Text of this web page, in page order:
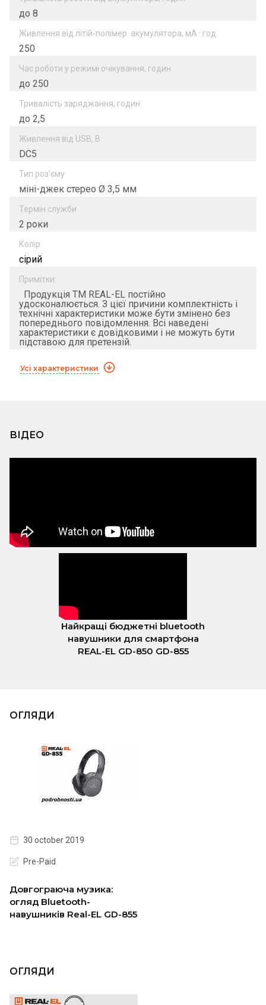
до 8
Живлення від літій-полімер. акумулятора, мА · год.
250
Час роботи у режимі очікування, годин
до 250
Тривалість заряджання, годин
до 2,5
Живлення від USB, B
DC5
Тип роз'єму
міні-джек стерео Ø 3,5 мм
Термін служби
2 роки
Колір
сірий
Примітки:
Продукція ТМ REAL-EL постійно
удосконалюється. З цієї причини комплектність і
технічні характеристики може бути змінено без
попереднього повідомлення. Всі наведені
характеристики є довідковими і не можуть бути
підставою для претензій.
Усі характеристики
ВІДЕО
Найкращі бюджетні bluetooth
навушники для смартфона
REAL-EL GD-850 GD-855
ОГЛЯДИ
30 october 2019
Pre-Paid
Довгограюча музика:
огляд Bluetooth-
навушників Real-EL GD-855
ОГЛЯДИ